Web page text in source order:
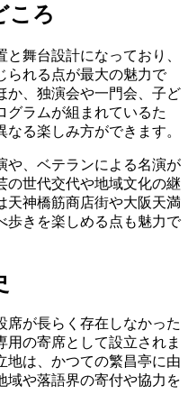
ころ
舞台設計になっており、
られる点が最大の魅力で
か、独演会や一門会、子ど
グラムが組まれているた
る楽しみ方ができます。
や、ベテランによる名演が
の世代交代や地域文化の継
天神橋筋商店街や大阪天満
歩きを楽しめる点も魅力で
席が長らく存在しなかった
用の寄席として設立されま
地は、かつての繁昌亭に由
域や落語界の寄付や協力を